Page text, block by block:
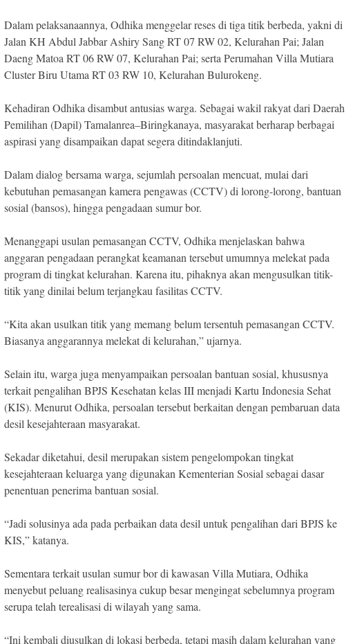
Dalam pelaksanaannya, Odhika menggelar reses di tiga titik berbeda, yakni di
Jalan KH Abdul Jabbar Ashiry Sang RT 07 RW 02, Kelurahan Pai; Jalan
Daeng Matoa RT 06 RW 07, Kelurahan Pai; serta Perumahan Villa Mutiara
Cluster Biru Utama RT 03 RW 10, Kelurahan Bulurokeng.
Kehadiran Odhika disambut antusias warga. Sebagai wakil rakyat dari Daerah
Pemilihan (Dapil) Tamalanrea–Biringkanaya, masyarakat berharap berbagai
aspirasi yang disampaikan dapat segera ditindaklanjuti.
Dalam dialog bersama warga, sejumlah persoalan mencuat, mulai dari
kebutuhan pemasangan kamera pengawas (CCTV) di lorong-lorong, bantuan
sosial (bansos), hingga pengadaan sumur bor.
Menanggapi usulan pemasangan CCTV, Odhika menjelaskan bahwa
anggaran pengadaan perangkat keamanan tersebut umumnya melekat pada
program di tingkat kelurahan. Karena itu, pihaknya akan mengusulkan titik-
titik yang dinilai belum terjangkau fasilitas CCTV.
“Kita akan usulkan titik yang memang belum tersentuh pemasangan CCTV.
Biasanya anggarannya melekat di kelurahan,” ujarnya.
Selain itu, warga juga menyampaikan persoalan bantuan sosial, khususnya
terkait pengalihan BPJS Kesehatan kelas III menjadi Kartu Indonesia Sehat
(KIS). Menurut Odhika, persoalan tersebut berkaitan dengan pembaruan data
desil kesejahteraan masyarakat.
Sekadar diketahui, desil merupakan sistem pengelompokan tingkat
kesejahteraan keluarga yang digunakan Kementerian Sosial sebagai dasar
penentuan penerima bantuan sosial.
“Jadi solusinya ada pada perbaikan data desil untuk pengalihan dari BPJS ke
KIS,” katanya.
Sementara terkait usulan sumur bor di kawasan Villa Mutiara, Odhika
menyebut peluang realisasinya cukup besar mengingat sebelumnya program
serupa telah terealisasi di wilayah yang sama.
“Ini kembali diusulkan di lokasi berbeda, tetapi masih dalam kelurahan yang